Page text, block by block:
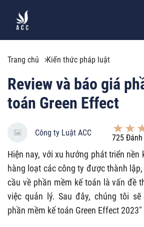
Trang chủ Kiến thức pháp luật
Review và báo giá
toán Green Effect
Công ty Luật ACC
725
Hiện nay, với xu hướng phát triển nền
hàng loạt các công ty được thành
cầu về phần mềm kế toán là vấn đề
việc quản lý. Sau đây, chúng tôi sẽ
phần mềm kế toán Green Effect 2023"